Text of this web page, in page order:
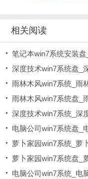
相关阅读
笔记本win7系统安装
深度技术win7系统盘_
雨林木风win7系统_雨
雨林木风win7系统盘_
深度技术win7系统_深
电脑公司win7系统盘_
萝卜家园win7系统_萝
萝卜家园win7系统盘_
电脑公司win7系统_电